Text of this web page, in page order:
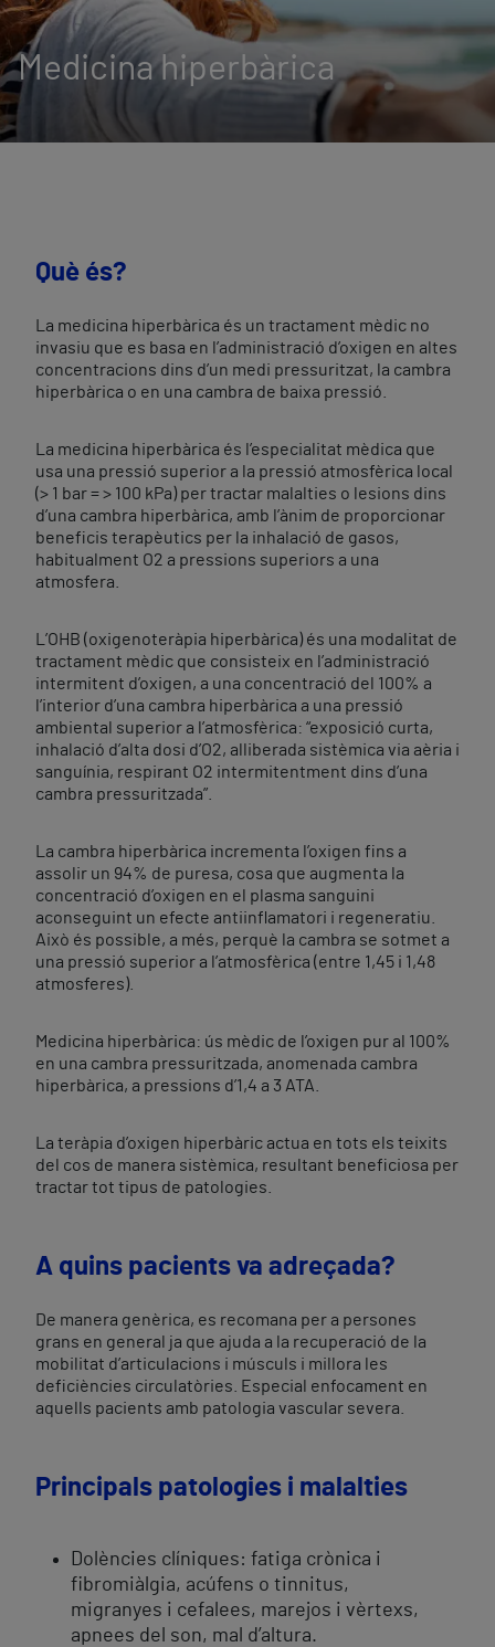
Medicina hiperbàrica
Què és?
La medicina hiperbàrica és un tractament mèdic no
invasiu que es basa en l’administració d’oxigen en altes
concentracions dins d’un medi pressuritzat, la cambra
hiperbàrica o en una cambra de baixa pressió.
La medicina hiperbàrica és l’especialitat mèdica que
usa una pressió superior a la pressió atmosfèrica local
(> 1 bar = > 100 kPa) per tractar malalties o lesions dins
d’una cambra hiperbàrica, amb l’ànim de proporcionar
beneficis terapèutics per la inhalació de gasos,
habitualment O2 a pressions superiors a una
atmosfera.
L’OHB (oxigenoteràpia hiperbàrica) és una modalitat de
tractament mèdic que consisteix en l’administració
intermitent d’oxigen, a una concentració del 100% a
l’interior d’una cambra hiperbàrica a una pressió
ambiental superior a l’atmosfèrica: “exposició curta,
inhalació d’alta dosi d’O2, alliberada sistèmica via aèria i
sanguínia, respirant O2 intermitentment dins d’una
cambra pressuritzada”.
La cambra hiperbàrica incrementa l’oxigen fins a
assolir un 94% de puresa, cosa que augmenta la
concentració d’oxigen en el plasma sanguini
aconseguint un efecte antiinflamatori i regeneratiu.
Això és possible, a més, perquè la cambra se sotmet a
una pressió superior a l’atmosfèrica (entre 1,45 i 1,48
atmosferes).
Medicina hiperbàrica: ús mèdic de l’oxigen pur al 100%
en una cambra pressuritzada, anomenada cambra
hiperbàrica, a pressions d’1,4 a 3 ATA.
La teràpia d’oxigen hiperbàric actua en tots els teixits
del cos de manera sistèmica, resultant beneficiosa per
tractar tot tipus de patologies.
A quins pacients va adreçada?
De manera genèrica, es recomana per a persones
grans en general ja que ajuda a la recuperació de la
mobilitat d’articulacions i músculs i millora les
deficiències circulatòries. Especial enfocament en
aquells pacients amb patologia vascular severa.
Principals patologies i malalties
Dolències clíniques: fatiga crònica i
fibromiàlgia, acúfens o tinnitus,
migranyes i cefalees, marejos i vèrtexs,
apnees del son, mal d’altura.